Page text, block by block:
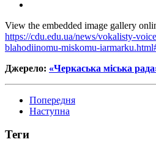
View the embedded image gallery
https://cdu.edu.ua/news/vokalisty-
blahodiinomu-miskomu-
Джерело: «Черкаська міська
Попередня
Наступна
Теги